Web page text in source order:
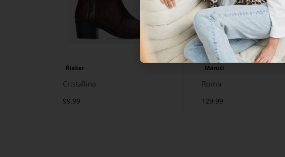
Rieker
Cristallino
99.99
Maruti
Roma
129.99